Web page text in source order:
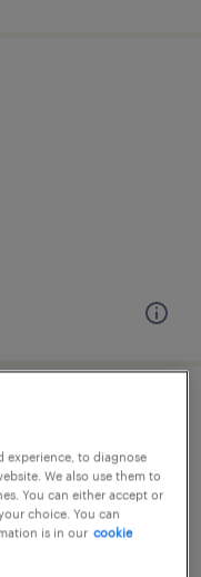
experience, to diagnose
We also use them to
You can either accept or
choice. You can
is in our cookie